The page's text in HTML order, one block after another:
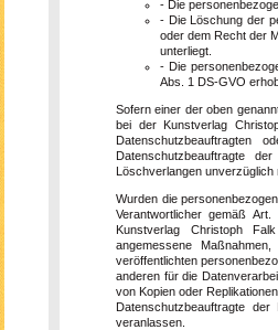
- Die
- Die Löschung der
oder dem Recht der
unterliegt.
- Die
Abs. 1 DS-GVO
Sofern einer der oben
bei der Kunstverlag
Datenschutzbeauftragten
Datenschutzbeauftragte
Löschverlangen unverzüglich
Wurden die
Verantwortlicher gemäß
Kunstverlag Christoph
angemessene
veröffentlichten
anderen für die
von Kopien oder
Datenschutzbeauftragte
veranlassen.